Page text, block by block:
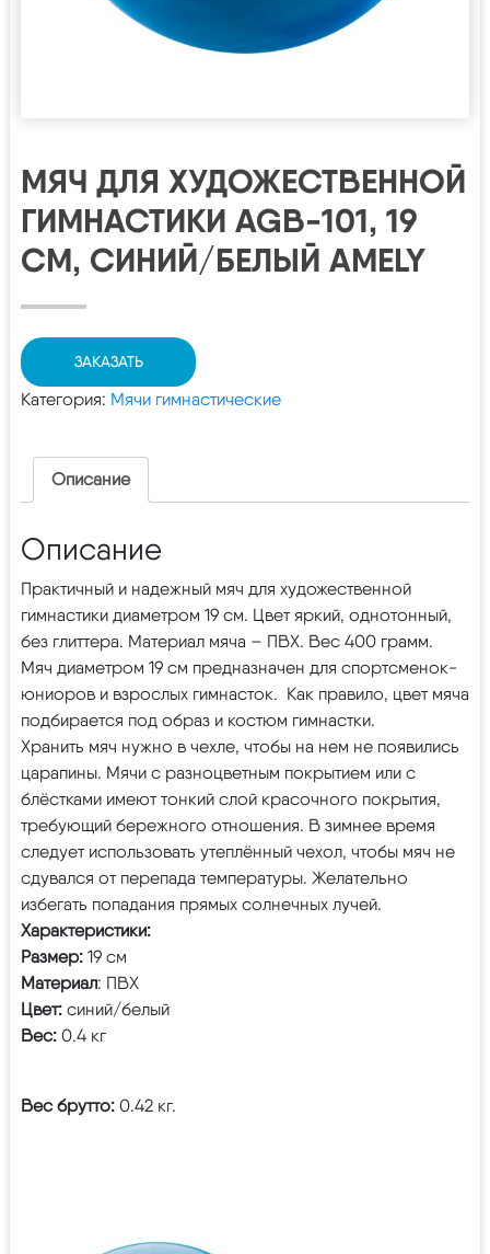
МЯЧ ДЛЯ ХУДОЖЕСТВЕННОЙ
ГИМНАСТИКИ AGB-101, 19
СМ, СИНИЙ/БЕЛЫЙ AMELY
ЗАКАЗАТЬ
Категория: Мячи гимнастические
Описание
Описание
Практичный и надежный мяч для художественной
гимнастики диаметром 19 см. Цвет яркий, однотонный,
без глиттера. Материал мяча – ПВХ. Вес 400 грамм.
Мяч диаметром 19 см предназначен для спортсменок-
юниоров и взрослых гимнасток. Как правило, цвет мяча
подбирается под образ и костюм гимнастки.
Хранить мяч нужно в чехле, чтобы на нем не появились
царапины. Мячи с разноцветным покрытием или с
блёстками имеют тонкий слой красочного покрытия,
требующий бережного отношения. В зимнее время
следует использовать утеплённый чехол, чтобы мяч не
сдувался от перепада температуры. Желательно
избегать попадания прямых солнечных лучей.
Характеристики:
Размер: 19 см
Материал: ПВХ
Цвет: синий/белый
Вес: 0.4 кг
Вес брутто: 0.42 кг.